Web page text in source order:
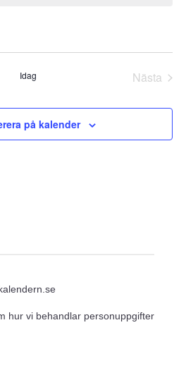
Idag
Nästa
på kalender
hur vi behandlar personuppgifter